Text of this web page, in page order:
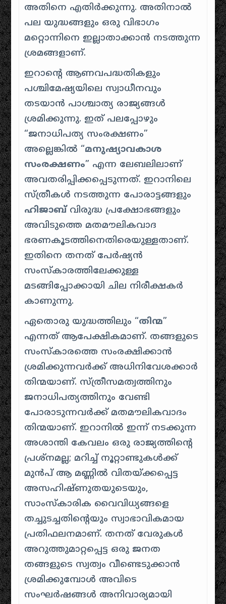
അതിനെ എതിർക്കുന്നു. അതിനാൽ
പല യുദ്ധങ്ങളും ഒരു വിഭാഗം
മറ്റൊന്നിനെ ഇല്ലാതാക്കാൻ നടത്തുന്ന
ശ്രമങ്ങളാണ്.
ഇറാന്റെ ആണവപദ്ധതികളും
പശ്ചിമേഷ്യയിലെ സ്വാധീനവും
തടയാൻ പാശ്ചാത്യ രാജ്യങ്ങൾ
ശ്രമിക്കുന്നു. ഇത് പലപ്പോഴും
“ജനാധിപത്യ സംരക്ഷണം”
അല്ലെങ്കിൽ “മനുഷ്യാവകാശ
സംരക്ഷണം” എന്ന ലേബലിലാണ്
അവതരിപ്പിക്കപ്പെടുന്നത്. ഇറാനിലെ
സ്ത്രീകൾ നടത്തുന്ന പോരാട്ടങ്ങളും
ഹിജാബ്വിരുദ്ധ പ്രക്ഷോഭങ്ങളും
അവിടുത്തെ മതമൗലികവാദ
ഭരണകൂടത്തിനെതിരെയുള്ളതാണ്.
ഇതിനെ തനത് പേർഷ്യൻ
സംസ്കാരത്തിലേക്കുള്ള
മടങ്ങിപ്പോക്കായി ചില നിരീക്ഷകർ
കാണുന്നു.
ഏതൊരു യുദ്ധത്തിലും “തിന്മ”
എന്നത് ആപേക്ഷികമാണ്. തങ്ങളുടെ
സംസ്കാരത്തെ സംരക്ഷിക്കാൻ
ശ്രമിക്കുന്നവർക്ക് അധിനിവേശക്കാർ
തിന്മയാണ്. സ്ത്രീസമത്വത്തിനും
ജനാധിപത്യത്തിനും വേണ്ടി
പോരാടുന്നവർക്ക് മതമൗലികവാദം
തിന്മയാണ്. ഇറാനിൽ ഇന്ന് നടക്കുന്ന
അശാന്തി കേവലം ഒരു രാജ്യത്തിന്റെ
പ്രശ്നമല്ല; മറിച്ച് നൂറ്റാണ്ടുകൾക്ക്
മുൻപ് ആ മണ്ണിൽ വിതയ്ക്കപ്പെട്ട
അസഹിഷ്ണുതയുടെയും,
സാംസ്കാരിക വൈവിധ്യങ്ങളെ
തച്ചുടച്ചതിന്റെയും സ്വാഭാവികമായ
പ്രതിഫലനമാണ്. തനത് വേരുകൾ
അറുത്തുമാറ്റപ്പെട്ട ഒരു ജനത
തങ്ങളുടെ സ്വത്വം വീണ്ടെടുക്കാൻ
ശ്രമിക്കുമ്പോൾ അവിടെ
സംഘർഷങ്ങൾ അനിവാര്യമായി